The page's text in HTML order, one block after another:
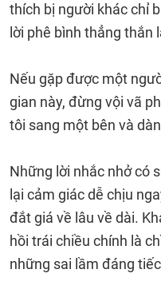
thích bị người khác chỉ
lời phê bình thẳng thắn
Nếu gặp được một
gian này, đừng vội vã
tôi sang một bên và
Những lời nhắc nhở có
lại cảm giác dễ chịu
đắt giá về lâu về dài.
hồi trái chiều chính là
những sai lầm đáng